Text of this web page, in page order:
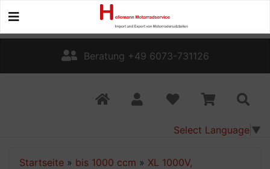
Beratung +49 6073-731126
Select Language ▼
Startseite » bis 1000 ccm » XL 1000V,